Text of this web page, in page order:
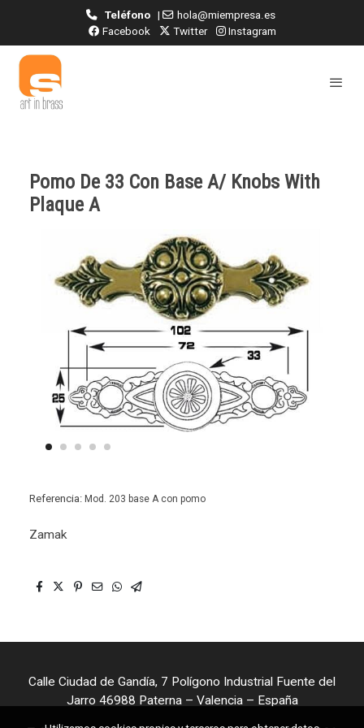
Teléfono|
hola@miempresa.es
Facebook
Twitter Instagram
Pomo De 33 Con Base A/ Knobs With
Plaque A
Referencia: Mod. 203 base A con pomo
Zamak
Calle Ciudad de Gandía, 7 Polígono Industrial Fuente del
Jarro 46988 Paterna – Valencia – España